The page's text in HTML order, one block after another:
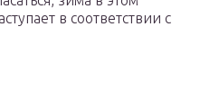
в соответствии с